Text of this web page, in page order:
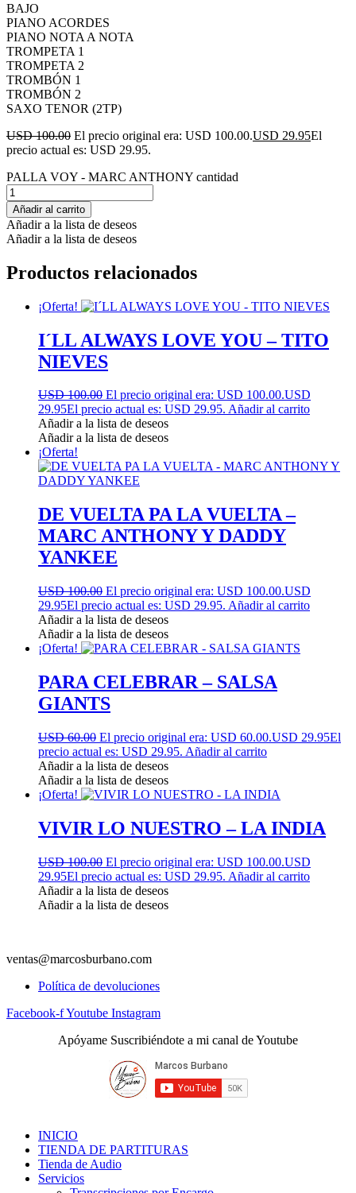
BAJO
PIANO ACORDES
PIANO NOTA A NOTA
TROMPETA 1
TROMPETA 2
TROMBÓN 1
TROMBÓN 2
SAXO TENOR (2TP)
USD 100.00 El precio original era: USD 100.00.USD 29.95El
precio actual es: USD 29.95.
PALLA VOY - MARC ANTHONY cantidad
Añadir al carrito
Añadir a la lista de deseos
Añadir a la lista de deseos
Productos relacionados
¡Oferta!
I´LL ALWAYS LOVE YOU – TITO
NIEVES
USD 100.00 El precio original era: USD 100.00.USD
29.95El precio actual es: USD 29.95. Añadir al carrito
Añadir a la lista de deseos
Añadir a la lista de deseos
¡Oferta!
DE VUELTA PA LA VUELTA –
MARC ANTHONY Y DADDY
YANKEE
USD 100.00 El precio original era: USD 100.00.USD
29.95El precio actual es: USD 29.95. Añadir al carrito
Añadir a la lista de deseos
Añadir a la lista de deseos
¡Oferta!
PARA CELEBRAR – SALSA
GIANTS
USD 60.00 El precio original era: USD 60.00.USD 29.95El
precio actual es: USD 29.95. Añadir al carrito
Añadir a la lista de deseos
Añadir a la lista de deseos
¡Oferta!
VIVIR LO NUESTRO – LA INDIA
USD 100.00 El precio original era: USD 100.00.USD
29.95El precio actual es: USD 29.95. Añadir al carrito
Añadir a la lista de deseos
Añadir a la lista de deseos
ventas@marcosburbano.com
Política de devoluciones
Facebook-fYoutube Instagram
Apóyame Suscribiéndote a mi canal de Youtube
INICIO
TIENDA DE PARTITURAS
Tienda de Audio
Servicios